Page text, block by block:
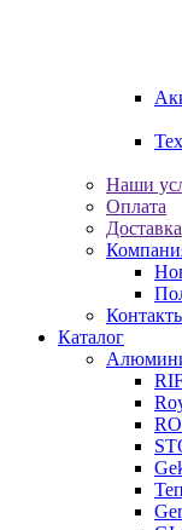
Наши
Оплата
Доставка
Каталог